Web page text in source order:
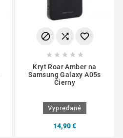
  
    
Kryt Roar Amber na
Samsung Galaxy A05s
Čierny
Vypredané
14,90 €